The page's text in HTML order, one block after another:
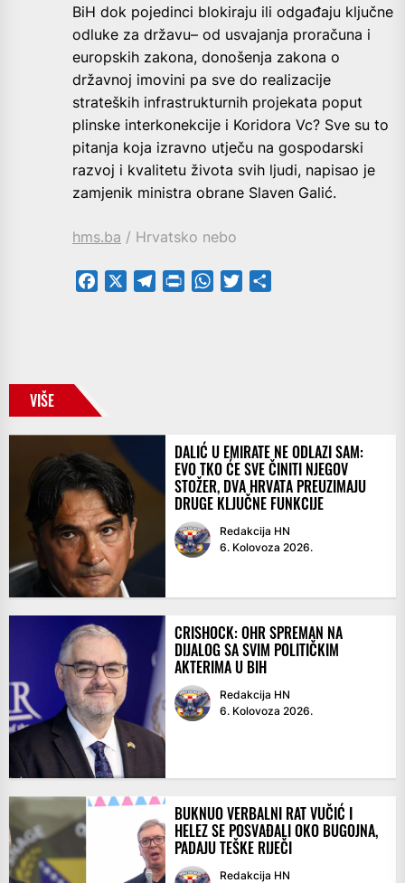
BiH dok pojedinci blokiraju ili odgađaju ključne
odluke za državu– od usvajanja proračuna i
europskih zakona, donošenja zakona o
državnoj imovini pa sve do realizacije
strateških infrastrukturnih projekata poput
plinske interkonekcije i Koridora Vc? Sve su to
pitanja koja izravno utječu na gospodarski
razvoj i kvalitetu života svih ljudi, napisao je
zamjenik ministra obrane Slaven Galić.
hms.ba / Hrvatsko nebo
Facebook TelegramPrintFriendly
WhatsApp
Twitter
VIŠE
DALIĆ U EMIRATE NE ODLAZI SAM:
EVO TKO ĆE SVE ČINITI NJEGOV
STOŽER, DVA HRVATA PREUZIMAJU
DRUGE KLJUČNE FUNKCIJE
Redakcija HN
6. Kolovoza 2026.
CRISHOCK: OHR SPREMAN NA
DIJALOG SA SVIM POLITIČKIM
AKTERIMA U BIH
Redakcija HN
6. Kolovoza 2026.
BUKNUO VERBALNI RAT VUČIĆ I
HELEZ SE POSVAĐALI OKO BUGOJNA,
PADAJU TEŠKE RIJEČI
Redakcija HN